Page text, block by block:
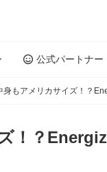
公式パートナー
身もアメリカサイズ！？
！？